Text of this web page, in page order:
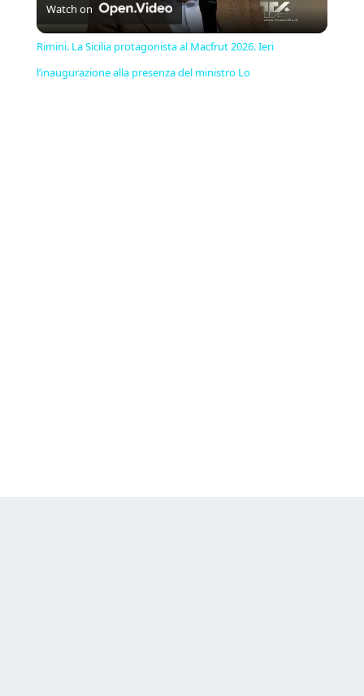
Video
Watch on
Rimini. La Sicilia protagonista al Macfrut 2026. Ieri
l’inaugurazione alla presenza del ministro Lo